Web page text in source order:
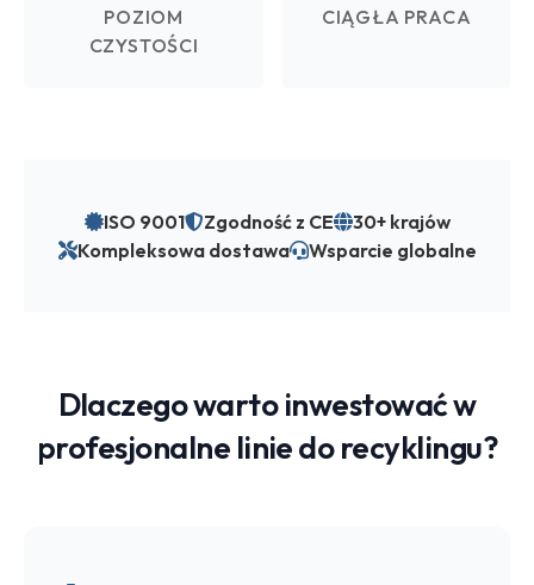
POZIOM
CZYSTOŚCI
CIĄGŁA PRACA
ISO 9001 Zgodność z CE
30+ krajów
Kompleksowa dostawa
Wsparcie globalne
Dlaczego warto inwestować w
profesjonalne linie do recyklingu?